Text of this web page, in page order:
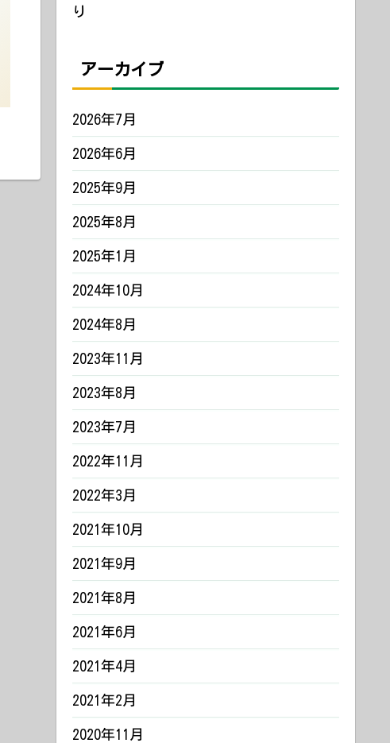
り
アーカイブ
2026年7月
2026年6月
2025年9月
2025年8月
2025年1月
2024年10月
2024年8月
2023年11月
2023年8月
2023年7月
2022年11月
2022年3月
2021年10月
2021年9月
2021年8月
2021年6月
2021年4月
2021年2月
2020年11月